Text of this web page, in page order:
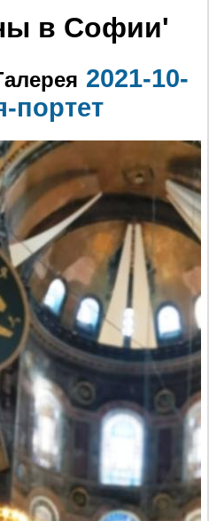
в Софии'
2021-10-
портет